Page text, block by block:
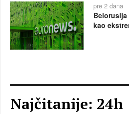
pre 2 dana
kao
Najčitanije: 24h